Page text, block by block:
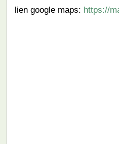
lien google maps: https://